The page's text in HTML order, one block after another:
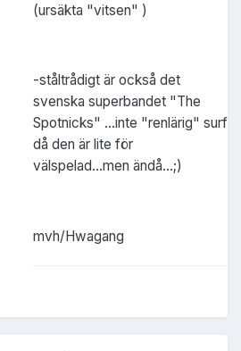
(ursäkta "vitsen" )
-ståltrådigt är också det
svenska superbandet "The
Spotnicks" ...inte "renlärig" surf
då den är lite för
välspelad...men ändå...;)
mvh/Hwagang